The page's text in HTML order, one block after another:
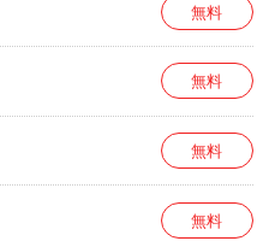
無料
無料
無料
無料